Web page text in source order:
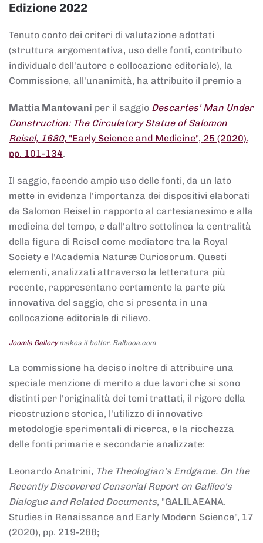
Edizione 2022
Tenuto conto dei criteri di valutazione adottati
(struttura argomentativa, uso delle fonti, contributo
individuale dell'autore e collocazione editoriale), la
Commissione, all'unanimità, ha attribuito il premio a
Mattia Mantovani per il saggio Descartes' Man Under
Construction: The Circulatory Statue of Salomon
Reisel, 1680, "Early Science and Medicine", 25 (2020),
pp. 101-134.
Il saggio, facendo ampio uso delle fonti, da un lato
mette in evidenza l'importanza dei dispositivi elaborati
da Salomon Reisel in rapporto al cartesianesimo e alla
medicina del tempo, e dall'altro sottolinea la centralità
della figura di Reisel come mediatore tra la Royal
Society e l'Academia Naturæ Curiosorum. Questi
elementi, analizzati attraverso la letteratura più
recente, rappresentano certamente la parte più
innovativa del saggio, che si presenta in una
collocazione editoriale di rilievo.
Joomla Gallerymakes it better. Balbooa.com
La commissione ha deciso inoltre di attribuire una
speciale menzione di merito a due lavori che si sono
distinti per l'originalità dei temi trattati, il rigore della
ricostruzione storica, l'utilizzo di innovative
metodologie sperimentali di ricerca, e la ricchezza
delle fonti primarie e secondarie analizzate:
Leonardo Anatrini, The Theologian's Endgame. On the
Recently Discovered Censorial Report on Galileo's
Dialogue and Related Documents, "GALILAEANA.
Studies in Renaissance and Early Modern Science", 17
(2020), pp. 219-288;